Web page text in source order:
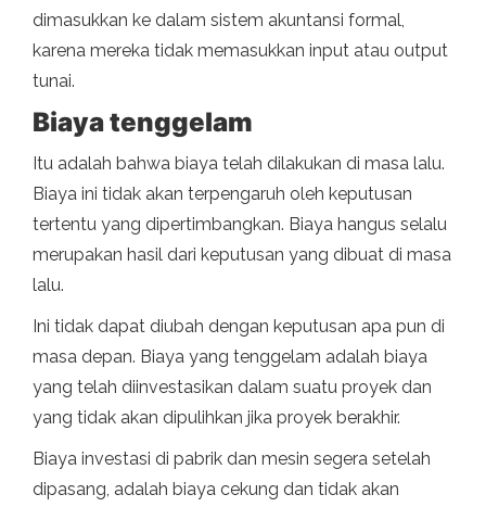
dimasukkan ke dalam sistem akuntansi formal,
karena mereka tidak memasukkan input atau output
tunai.
Biaya tenggelam
Itu adalah bahwa biaya telah dilakukan di masa lalu.
Biaya ini tidak akan terpengaruh oleh keputusan
tertentu yang dipertimbangkan. Biaya hangus selalu
merupakan hasil dari keputusan yang dibuat di masa
lalu.
Ini tidak dapat diubah dengan keputusan apa pun di
masa depan. Biaya yang tenggelam adalah biaya
yang telah diinvestasikan dalam suatu proyek dan
yang tidak akan dipulihkan jika proyek berakhir.
Biaya investasi di pabrik dan mesin segera setelah
dipasang, adalah biaya cekung dan tidak akan